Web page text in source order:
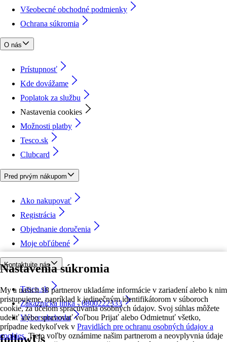
Nastavenia súkromia
My a našich 18 partnerov ukladáme informácie v zariadení alebo k nim
pristupujeme, napríklad k jedinečným identifikátorom v súboroch
cookie, za účelom spracúvania osobných údajov. Svoj súhlas môžete
udeliť alebo spravovať voľbou Prijať alebo Odmietnuť všetko,
prípadne kedykoľvek v Pravidlách pre ochranu osobných údajov a
cookies. Tieto voľby oznámime našim partnerom a neovplyvnia údaje
Všeobecné obchodné podmienky
Ochrana súkromia
O nás
Prístupnosť
Kde dovážame
Poplatok za službu
Nastavenia cookies
Možnosti platby
Tesco.sk
Clubcard
Pred prvým nákupom
Ako nakupovať
Registrácia
Objednanie doručenia
Moje obľúbené
Kontaktujte nás
Tesco.sk
Zákaznícka linka - 0800222333
Výber obchodu
followUs